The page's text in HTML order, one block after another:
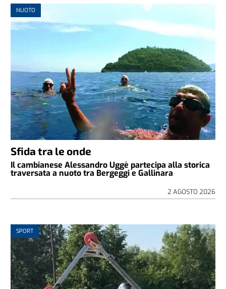
NUOTO
Sfida tra le onde
Il cambianese Alessandro Uggè partecipa alla storica
traversata a nuoto tra Bergeggi e Gallinara
2 AGOSTO 2026
SPORT